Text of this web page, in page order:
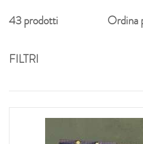
43prodotti Ordina
FILTRI